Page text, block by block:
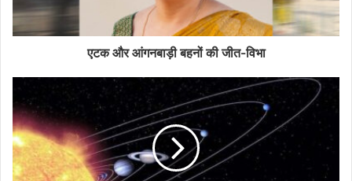
एटक और आंगनबाड़ी बहनों की जीत-विभा